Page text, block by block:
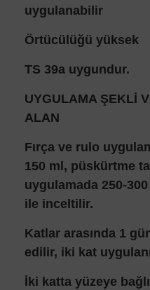
uygulanabilir
Örtücülüğü yüksek
TS 39a uygundur.
UYGULAMA ŞEKLİ
ALAN
Fırça ve rulo
150 ml, püskürtme
uygulamada 250-
ile inceltilir.
Katlar arasında 1
edilir, iki kat
İki katta yüzeye